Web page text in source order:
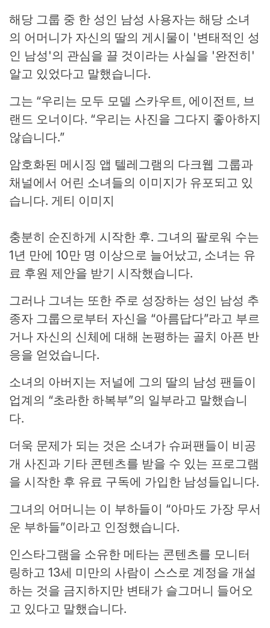
해당 그룹 중 한 성인 남성 사용자는 해당 소녀
의 어머니가 자신의 딸의 게시물이 '변태적인 성
인 남성'의 관심을 끌 것이라는 사실을 '완전히'
알고 있었다고 말했습니다.
그는 “우리는 모두 모델 스카우트, 에이전트, 브
랜드 오너이다. “우리는 사진을 그다지 좋아하지
않습니다.”
암호화된 메시징 앱 텔레그램의 다크웹 그룹과
채널에서 어린 소녀들의 이미지가 유포되고 있
습니다. 게티 이미지
충분히 순진하게 시작한 후. 그녀의 팔로워 수는
1년 만에 10만 명 이상으로 늘어났고, 소녀는 유
료 후원 제안을 받기 시작했습니다.
그러나 그녀는 또한 주로 성장하는 성인 남성 추
종자 그룹으로부터 자신을 “아름답다”라고 부르
거나 자신의 신체에 대해 논평하는 골치 아픈 반
응을 얻었습니다.
소녀의 아버지는 저널에 그의 딸의 남성 팬들이
업계의 “초라한 하복부”의 일부라고 말했습니
다.
더욱 문제가 되는 것은 소녀가 슈퍼팬들이 비공
개 사진과 기타 콘텐츠를 받을 수 있는 프로그램
을 시작한 후 유료 구독에 가입한 남성들입니다.
그녀의 어머니는 이 부하들이 “아마도 가장 무서
운 부하들”이라고 인정했습니다.
인스타그램을 소유한 메타는 콘텐츠를 모니터
링하고 13세 미만의 사람이 스스로 계정을 개설
하는 것을 금지하지만 변태가 슬그머니 들어오
고 있다고 말했습니다.